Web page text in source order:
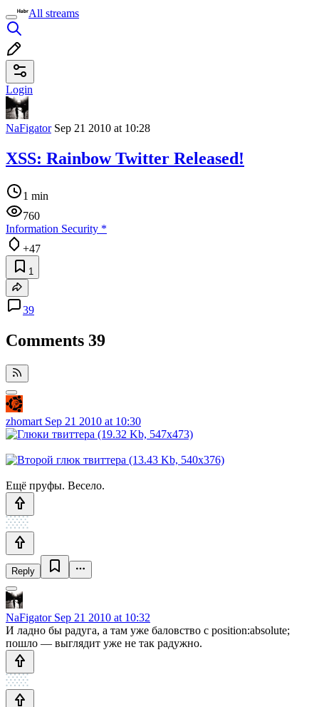
All streams
Login
NaFigatorSep 21 2010 at 10:28
XSS: Rainbow Twitter Released!
1 min
760
Information Security *
+47
1
39
Comments 39
zhomart Sep 21 2010 at 10:30
Ещё пруфы. Весело.
Reply
NaFigatorSep 21 2010 at 10:32
И ладно бы радуга, а там уже баловство с position:absolute;
пошло — выглядит уже не так радужно.